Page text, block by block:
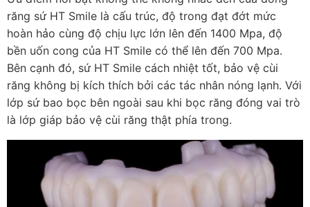
răng sứ HT Smile là cấu trúc, độ trong đạt đớt mức
hoàn hảo cùng độ chịu lực lớn lên đến 1400 Mpa, độ
bền uốn cong của HT Smile có thể lên đến 700 Mpa.
Bên cạnh đó, sứ HT Smile cách nhiệt tốt, bảo vệ cùi
răng không bị kích thích bởi các tác nhân nóng lạnh. Với
lớp sứ bao bọc bên ngoài sau khi bọc răng đóng vai trò
là lớp giáp bảo vệ cùi răng thật phía trong.